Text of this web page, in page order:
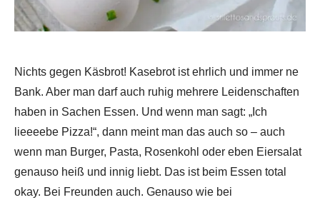
Nichts gegen Käsbrot! Kasebrot ist ehrlich und immer ne
Bank. Aber man darf auch ruhig mehrere Leidenschaften
haben in Sachen Essen. Und wenn man sagt: „Ich
lieeeebe Pizza!“, dann meint man das auch so – auch
wenn man Burger, Pasta, Rosenkohl oder eben Eiersalat
genauso heiß und innig liebt. Das ist beim Essen total
okay. Bei Freunden auch. Genauso wie bei